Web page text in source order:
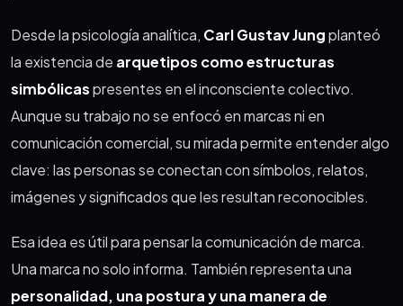
Desde la psicología analítica, Carl Gustav Jungplanteó
la existencia de arquetipos como estructuras
simbólicaspresentes en el inconsciente colectivo.
Aunque su trabajo no se enfocó en marcas ni en
comunicación comercial, su mirada permite entender algo
clave: las personas se conectan con símbolos, relatos,
imágenes y significados que les resultan reconocibles.
Esa idea es útil para pensar la comunicación de marca.
Una marca no solo informa. También representa una
personalidad, una postura y una manera de